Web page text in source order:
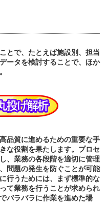
とで、たとえば施設別、担当
ータを検討することで、ほか
品質に進めるための重要な手
な役割を果たします。プロセ
、業務の各段階を適切に管理
問題の発生を防ぐことが可能
行うためには、まず標準的な
て業務を行うことが求められ
バラバラに作業を進めた場